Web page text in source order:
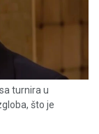
turnira u
što je